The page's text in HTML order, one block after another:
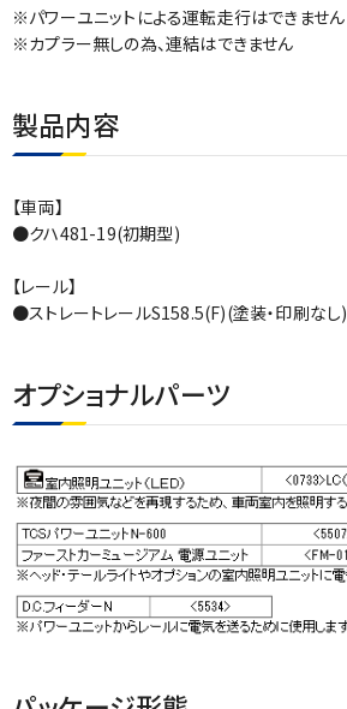
※パワーユニットによる運転走行はできません
※カプラー無しの為、連結はできません
製品内容
【車両】
●クハ481-19(初期型)
【レール】
●ストレートレールS158.5(F)(塗装・印刷なし)
オプショナルパーツ